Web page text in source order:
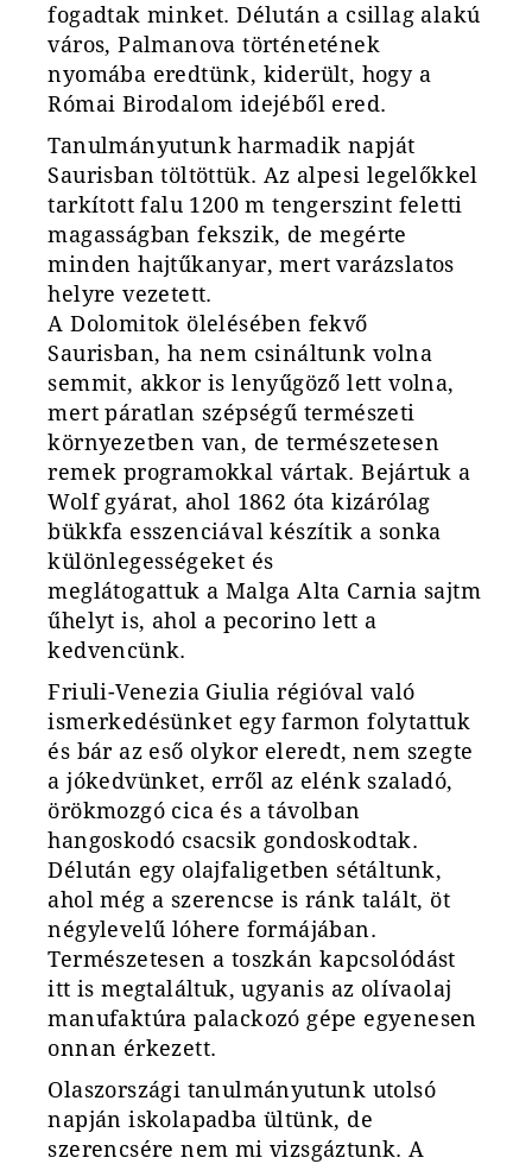
fogadtak minket. Délután a csillag alakú
város, Palmanova történetének
nyomába eredtünk, kiderült, hogy a
Római Birodalom idejéből ered.
Tanulmányutunk harmadik napját
Saurisban töltöttük. Az alpesi legelőkkel
tarkított falu 1200 m tengerszint feletti
magasságban fekszik, de megérte
minden hajtűkanyar, mert varázslatos
helyre vezetett.
A Dolomitok ölelésében fekvő
Saurisban, ha nem csináltunk volna
semmit, akkor is lenyűgöző lett volna,
mert páratlan szépségű természeti
környezetben van, de természetesen
remek programokkal vártak. Bejártuk a
Wolf gyárat, ahol 1862 óta kizárólag
bükkfa esszenciával készítik a sonka
különlegességeket és
meglátogattuk a Malga Alta Carnia sajtm
űhelyt is, ahol a pecorino lett a
kedvencünk.
Friuli-Venezia Giulia régióval való
ismerkedésünket egy farmon folytattuk
és bár az eső olykor eleredt, nem szegte
a jókedvünket, erről az elénk szaladó,
örökmozgó cica és a távolban
hangoskodó csacsik gondoskodtak.
Délután egy olajfaligetben sétáltunk,
ahol még a szerencse is ránk talált, öt
négylevelű lóhere formájában.
Természetesen a toszkán kapcsolódást
itt is megtaláltuk, ugyanis az olívaolaj
manufaktúra palackozó gépe egyenesen
onnan érkezett.
Olaszországi tanulmányutunk utolsó
napján iskolapadba ültünk, de
szerencsére nem mi vizsgáztunk. A